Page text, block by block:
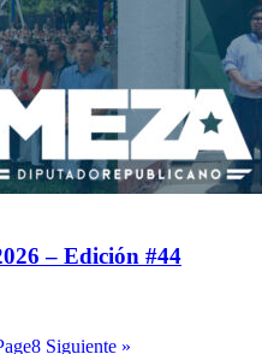
– Edición #44
8 Siguiente »